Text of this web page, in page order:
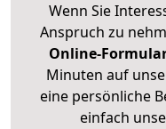
Wenn Sie
Anspruch zu
Online-
Minuten auf
eine persönliche
einfach